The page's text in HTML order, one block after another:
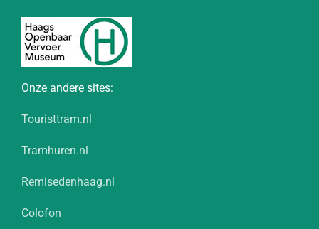
Onze andere sites:
Touristtram.nl
Tramhuren.nl
Remisedenhaag.nl
Colofon